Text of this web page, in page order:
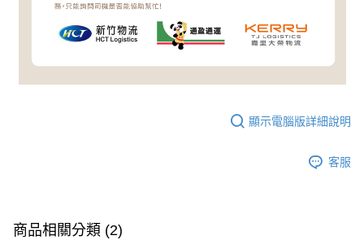
顯示電腦版詳細說明
客服
商品相關分類 (2)